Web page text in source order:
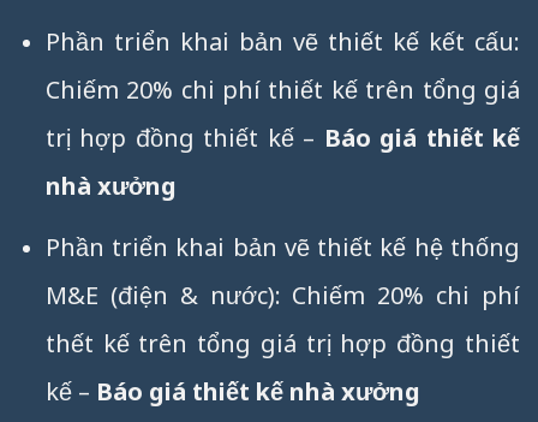
Phần triển khai bản vẽ thiết kế kết cấu:
Chiếm 20% chi phí thiết kế trên tổng giá
trị hợp đồng thiết kế – Báo giá thiết kế
nhà xưởng
Phần triển khai bản vẽ thiết kế hệ thống
M&E (điện & nước): Chiếm 20% chi phí
thết kế trên tổng giá trị hợp đồng thiết
kế – Báo giá thiết kế nhà xưởng